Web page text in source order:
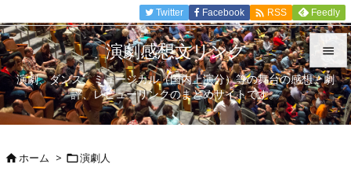


メニュ

Twitter Facebook  RSS Feedly
演劇感想文リンク
演劇、ダンス、ミュージカル（国内上演分）等の舞台の感想、劇
評、レビューリンクのまとめサイトです。
ホーム > 演劇人